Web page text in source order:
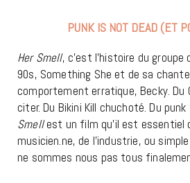
PUNK IS NOT DEAD (ET
Her Smell, c’est l’histoire du
90s, Something She et de sa
comportement erratique, Becky. Du
citer. Du Bikini Kill chuchoté. Du
Smellest un film qu’il est essentiel
musicien.ne, de l’industrie, ou
ne sommes nous pas tous